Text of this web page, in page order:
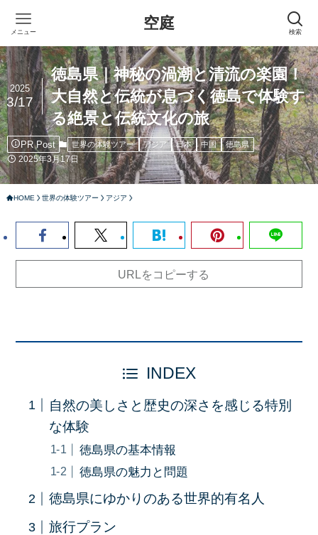
空庭 検索
メニュー
徳島県｜神秘の渦潮と清流の楽園！
大自然と伝統が息づく徳島で体験す
る絶景と伝統文化の旅
2025
3/17
PR Post 世界の体験ツアー アジア 日本 中国 徳島県
2025年3月17日
HOME 世界の体験ツアー アジア
URLをコピーする
INDEX
自然の美しさと歴史の深さを感じる特別
な体験
徳島県の基本情報
徳島県の魅力と問題
徳島県にゆかりのある世界的有名人
旅行プラン